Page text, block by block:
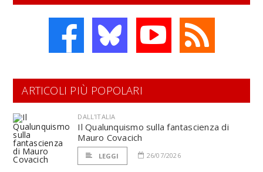
ARTICOLI PIÙ POPOLARI
DALL'ITALIA
Il Qualunquismo sulla fantascienza di
Mauro Covacich
LEGGI 26/07/2026